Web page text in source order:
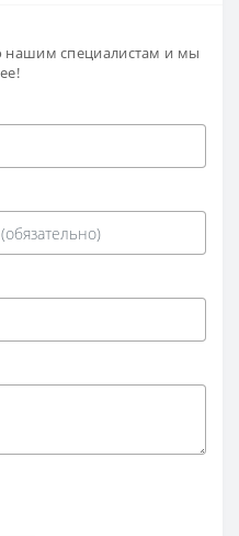
нашим специалистам и мы